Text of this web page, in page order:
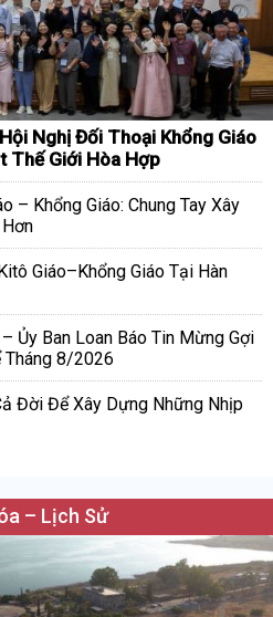
Nghị Đối Thoại Khổng Giáo
Thế Giới Hòa Hợp
– Khổng Giáo: Chung Tay Xây
Giáo–Khổng Giáo Tại Hàn
Ủy Ban Loan Báo Tin Mừng Gợi
Tháng 8/2026
Đời Để Xây Dựng Những Nhịp
– Lịch Sử